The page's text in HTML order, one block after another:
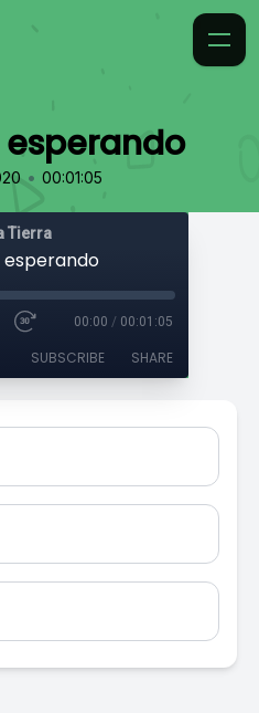
• 00:01:05
Tierra
esperando
00:00 / 00:01:05
SUBSCRIBE SHARE